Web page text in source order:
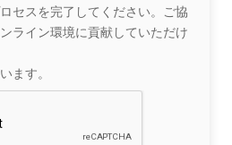
セスを完了してください。ご協
ライン環境に貢献していただけ
ます。